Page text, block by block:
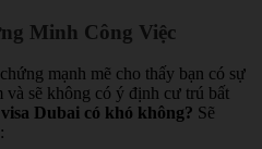
Minh Công Việc
mạnh mẽ cho thấy bạn có sự
và sẽ không có ý định cư trú bất
Dubai có khó không? Sẽ